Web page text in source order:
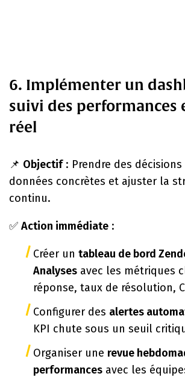
6. Implémenter un
suivi des performances
réel
📌 Objectif: Prendre des décisions
données concrètes et ajuster la
continu.
✅ Action immédiate :
Créer un tableau de bord
Analyses avec les métriques
réponse, taux de résolution,
Configurer des alertes
KPI chute sous un seuil
Organiser une revue
performances avec les